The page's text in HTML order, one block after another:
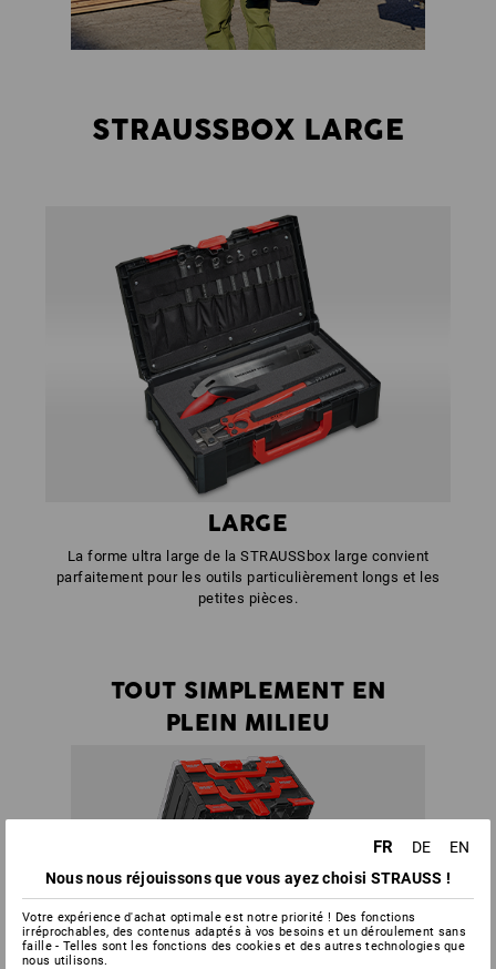
STRAUSSBOX LARGE
LARGE
La forme ultra large de la STRAUSSbox large convient
parfaitement pour les outils particulièrement longs et les
petites pièces.
TOUT SIMPLEMENT EN
PLEIN MILIEU
FR DE
EN
Nous nous réjouissons que vous ayez choisi STRAUSS !
Votre expérience d'achat optimale est notre priorité ! Des fonctions
irréprochables, des contenus adaptés à vos besoins et un déroulement sans
faille - Telles sont les fonctions des cookies et des autres technologies que
nous utilisons.